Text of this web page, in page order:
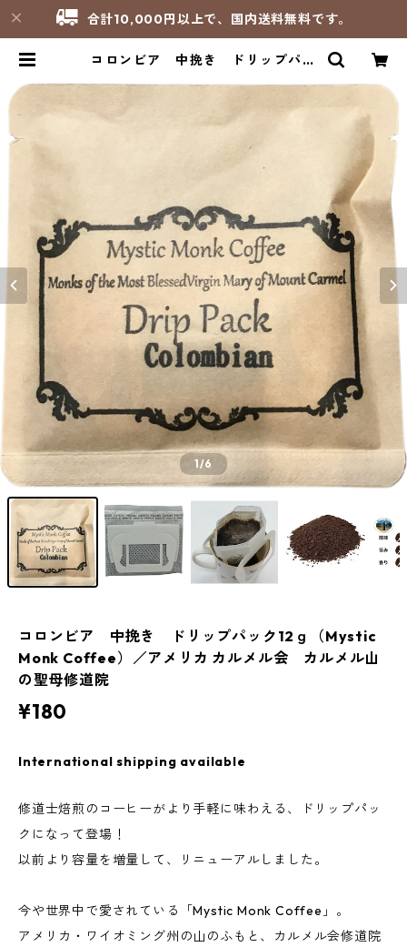
合計10,000円以上で、国内送料無料です。
コロンビア 中挽き ドリップパッ
／アメリカ カルメル会 カルメル山
道院製品のお店
1/6
コロンビア 中挽き ドリップパック12ｇ（Mystic
Monk Coffee）／アメリカ カルメル会 カルメル山
の聖母修道院
¥180
International shipping available
修道士焙煎のコーヒーがより手軽に味わえる、ドリップパッ
クになって登場！
以前より容量を増量して、リニューアルしました。
今や世界中で愛されている「Mystic Monk Coffee」。
アメリカ・ワイオミング州の山のふもと、カルメル会修道院